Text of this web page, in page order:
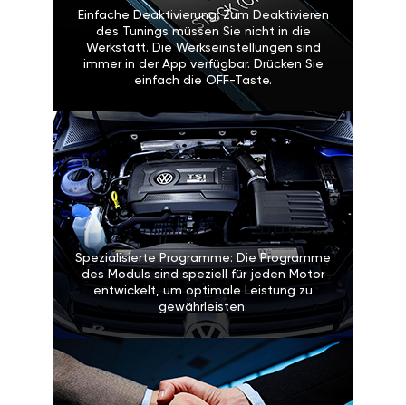
Sicherheitssysteme des Fahrzeugs.
Einfache Deaktivierung: Zum
Deaktivieren des Tunings müssen
Sie nicht in die Werkstatt. Die
Werkseinstellungen sind immer in
der App verfügbar. Drücken Sie
einfach die OFF-Taste.